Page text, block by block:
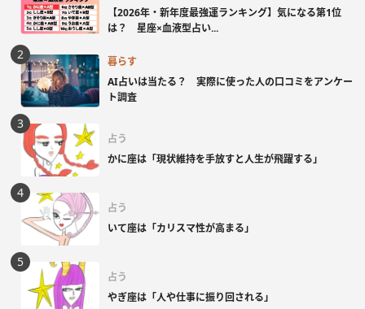
【2026年・新年度最強運ランキング】気になる第1位
は？ 星座×血液型占い...
暮らす
AI占いは当たる？ 実際に使った人の口コミをアンケー
ト調査
占う
かに座は「現状維持を手放すと人生が飛躍する」
占う
いて座は「カリスマ性が高まる」
占う
やぎ座は「人や仕事に振り回される」